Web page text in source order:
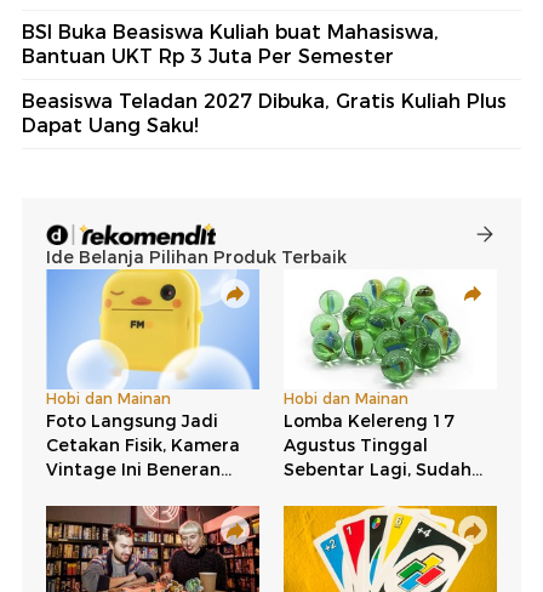
BSI Buka Beasiswa Kuliah buat Mahasiswa,
Bantuan UKT Rp 3 Juta Per Semester
Beasiswa Teladan 2027 Dibuka, Gratis Kuliah Plus
Dapat Uang Saku!